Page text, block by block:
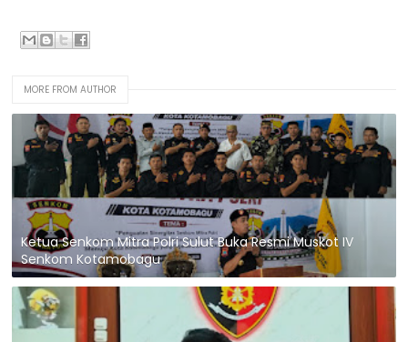
MORE FROM AUTHOR
Ketua Senkom Mitra Polri Sulut Buka Resmi Muskot IV
Senkom Kotamobagu